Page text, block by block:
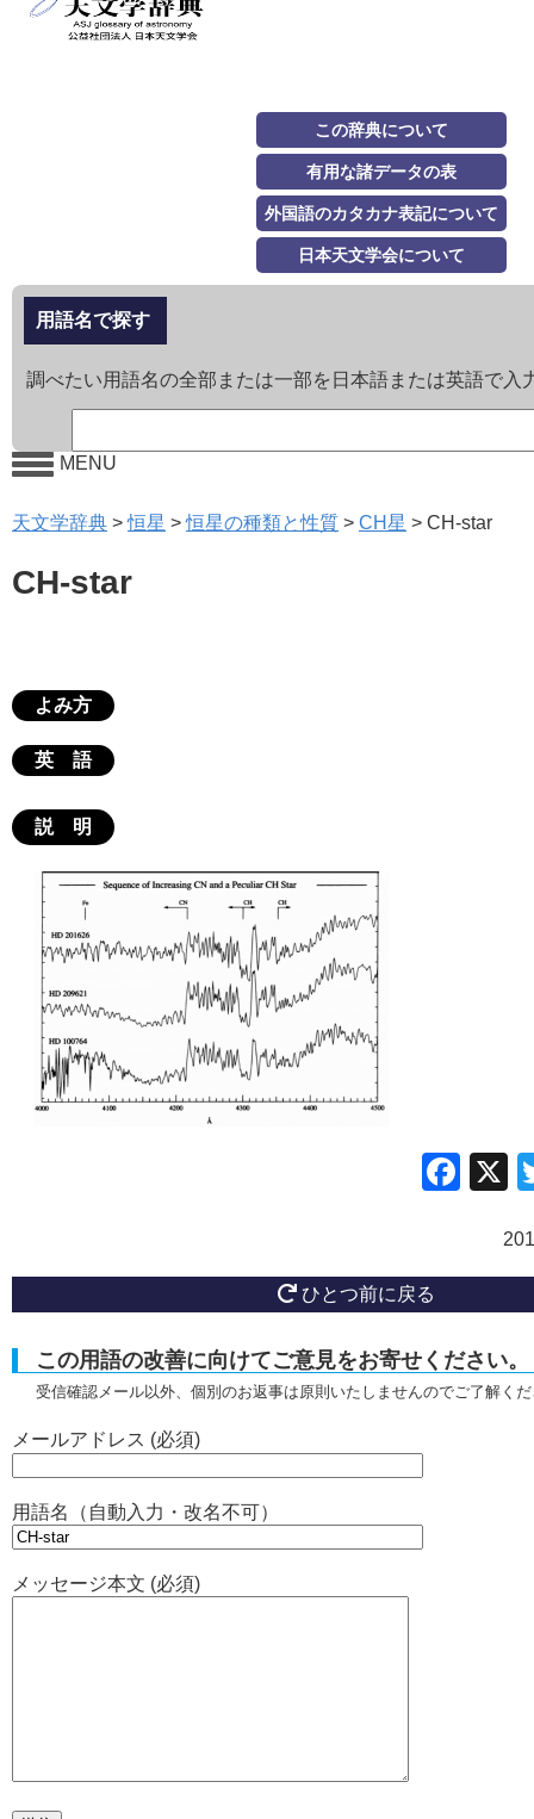
この辞典について
有用な諸データの表
外国語のカタカナ表記について
日本天文学会について
用語名で探す
調べたい用語名の全部または一部を日本語または英語で入
MENU
天文学辞典 >恒星 >恒星の種類と性質 > CH星 > CH-star
CH-star
よみ方
英 語
説 明
ひとつ前に戻る
この用語の改善に向けてご意見をお寄せください。
受信確認メール以外、個別のお返事は原則いたしませんのでご了解く
メールアドレス (必須)
用語名（自動入力・改名不可）
メッセージ本文 (必須)